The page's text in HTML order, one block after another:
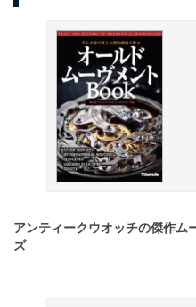
アンティークウオッチの傑作ム
ズ